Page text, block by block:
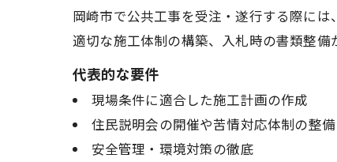
岡崎市で公共工事を受注・遂行する際に
適切な施工体制の構築、入札時の書類整備
代表的な要件
現場条件に適合した施工計画の作成
住民説明会の開催や苦情対応体制の整備
安全管理・環境対策の徹底